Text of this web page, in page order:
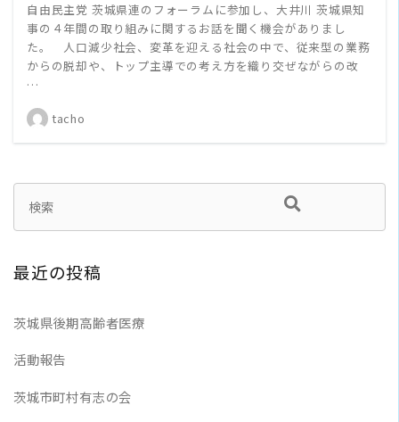
自由民主党 茨城県連のフォーラムに参加し、大井川 茨城県知
事の４年間の取り組みに関するお話を聞く機会がありまし
た。 人口減少社会、変革を迎える社会の中で、従来型の業務
からの脱却や、トップ主導での考え方を織り交ぜながらの改
…
tacho
最近の投稿
茨城県後期高齢者医療
活動報告
茨城市町村有志の会